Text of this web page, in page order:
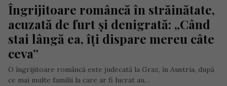
Îngrijitoare româncă în străinătate,
acuzată de furt și denigrată: „Când
stai lângă ea, îți dispare mereu câte
ceva”
O îngrijitoare româncă este judecată la Graz, în Austria, după
ce mai multe familii la care ar fi lucrat au…